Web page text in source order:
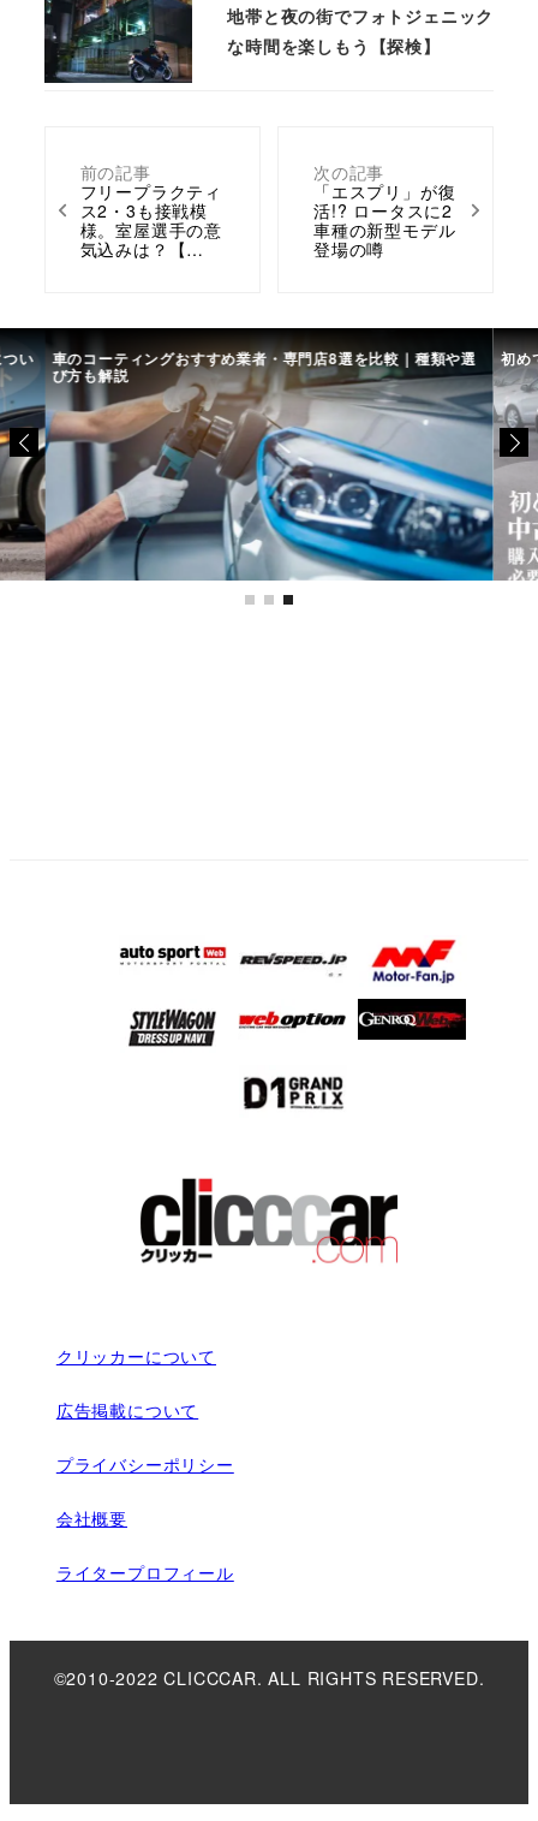
前の記事
フリープラクティ
ス2・3も接戦模
様。室屋選手の意
気込みは？【…
次の記事
「エスプリ」が復
活!? ロータスに2
車種の新型モデル
登場の噂
地帯と夜の街でフォトジェニック
な時間を楽しもう【探検】
や選 初めての中古車選び、購入時の流れや必要な書類などについて 中
て
クリッカーについて
広告掲載について
プライバシーポリシー
会社概要
ライタープロフィール
©2010-2022 CLICCCAR. ALL RIGHTS RESERVED.